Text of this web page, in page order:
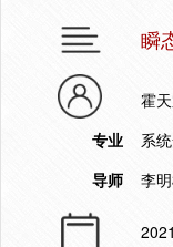
瞬
霍
专业
系
导师
李